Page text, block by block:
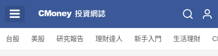
台股 美股 研究報告 理財達人 新手入門 生活理財